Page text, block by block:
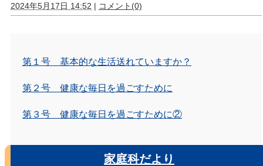
2024年5月17日 14:52 | コメント(0)
第１号 基本的な生活送れていますか？
第２号 健康な毎日を過ごすために
第３号 健康な毎日を過ごすために②
家庭科だより